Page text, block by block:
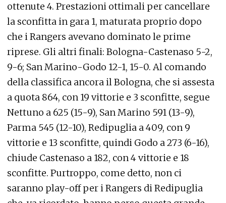
ottenute 4. Prestazioni ottimali per cancellare
la sconfitta in gara 1, maturata proprio dopo
che i Rangers avevano dominato le prime
riprese. Gli altri finali: Bologna-Castenaso 5-2,
9-6; San Marino-Godo 12-1, 15-0. Al comando
della classifica ancora il Bologna, che si assesta
a quota 864, con 19 vittorie e 3 sconfitte, segue
Nettuno a 625 (15-9), San Marino 591 (13-9),
Parma 545 (12-10), Redipuglia a 409, con 9
vittorie e 13 sconfitte, quindi Godo a 273 (6-16),
chiude Castenaso a 182, con 4 vittorie e 18
sconfitte. Purtroppo, come detto, non ci
saranno play-off per i Rangers di Redipuglia